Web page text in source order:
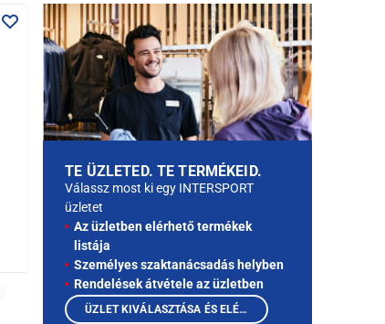
TE ÜZLETED. TE TERMÉKEID.
Válassz most ki egy INTERSPORT
üzletet
Az üzletben elérhető termékek
listája
Személyes szaktanácsadás helyben
Rendelések átvétele az üzletben
ÜZLET KIVÁLASZTÁSA ÉS ELÉRHETŐ TERMÉKEK MEGTEKINTÉSE